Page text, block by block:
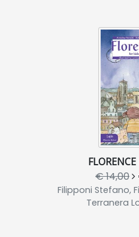
€ 14,00
Filipponi Stefano,
Terranera